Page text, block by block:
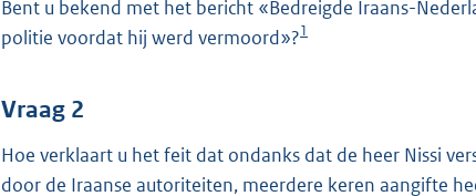
o
4
Bent u bekend met het bericht «Bedreigde Iraans-
politie voordat hij werd vermoord»?1
Vraag 2
Hoe verklaart u het feit dat ondanks dat de heer Nissi
door de Iraanse autoriteiten, meerdere keren aangifte